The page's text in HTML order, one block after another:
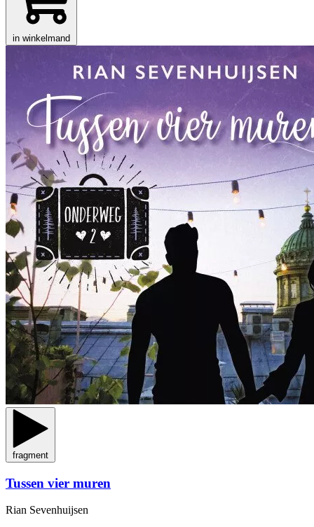
in winkelmand
fragment
Tussen vier muren
Rian Sevenhuijsen